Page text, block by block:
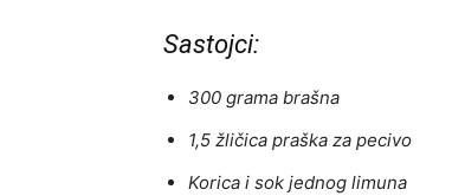
Sastojci:
300 grama brašna
1,5 žličica praška za pecivo
Korica i sok jednog limuna